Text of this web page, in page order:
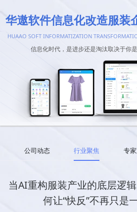
华遨软件信息化改造服装
HUAAO SOFT INFORMATIZATION
信息化时代，是进步还是淘汰取决于你
公司动态 行业聚焦 专
当AI重构服装产业的底层逻
何让“快反”不再只是